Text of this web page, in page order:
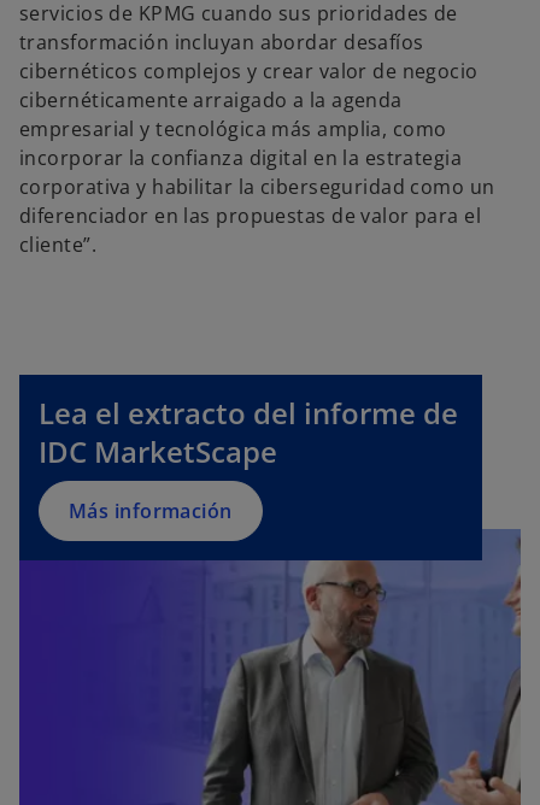
servicios de KPMG cuando sus prioridades de
transformación incluyan abordar desafíos
cibernéticos complejos y crear valor de negocio
cibernéticamente arraigado a la agenda
empresarial y tecnológica más amplia, como
incorporar la confianza digital en la estrategia
corporativa y habilitar la ciberseguridad como un
diferenciador en las propuestas de valor para el
cliente”.
Lea el extracto del informe de
IDC MarketScape
Más información